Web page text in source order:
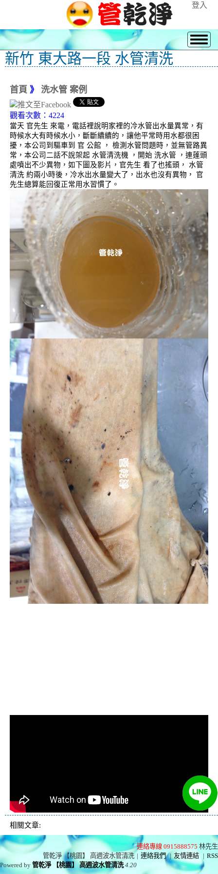
登入
新竹 東大路一段 水管清洗
首頁 》 洗水管 案例
觀看次數：4224
當天 官先生 來電，電話裡說明家裡的冷水管出水量異常，有
時候水大有時候水小，斷斷續續的，讓他平常時用水都很困
擾，本公司到驅車到 官 公館 ， 檢測水管問題時，並無管路異
常，本公司二話不說架起 水管清洗機 ，開始 洗水管 ，連蓬頭
處噴出不少異物，如下圖及影片，官先生 看了也搖頭， 水管
清洗 約兩小時後，冷水出水量變大了，出水也沒有異物， 官
先生總算能回復正常用水習慣了。
相關文章:
連絡專線 0915888575 林先生
管乾淨 【桃園】 高週波水管清洗 | 連絡我們 | 友情連結 | RSS
Powered by管乾淨 【桃園】 高週波水管清洗 4.20